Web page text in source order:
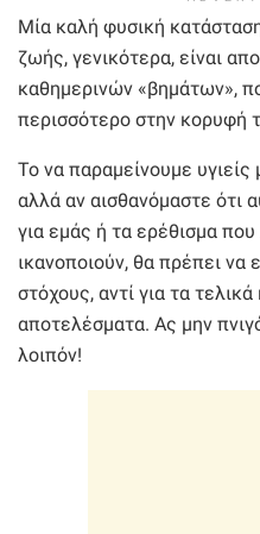
Μία καλή φυσική
ζωής, γενικότερα, είναι
καθημερινών «βημάτων»,
περισσότερο στην κορυφή
Το να παραμείνουμε υγιείς
αλλά αν αισθανόμαστε ότι
για εμάς ή τα ερέθισμα
ικανοποιούν, θα πρέπει να
στόχους, αντί για τα
αποτελέσματα. Ας μην
λοιπόν!